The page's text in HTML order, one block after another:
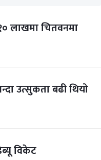
लाखमा चितवनमा
उत्सुकता बढी थियो
विकेट